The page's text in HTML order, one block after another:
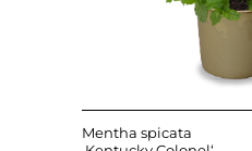
Mentha spicata